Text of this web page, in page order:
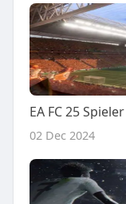
02 Dec 2024